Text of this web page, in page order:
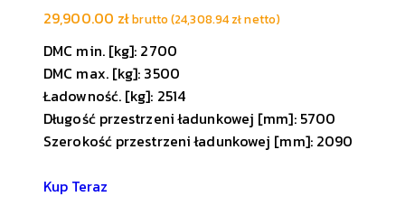
29,900.00 zł brutto (24,308.94 złnetto)
DMC min. [kg]: 2700
DMC max. [kg]: 3500
Ładowność. [kg]: 2514
Długość przestrzeni ładunkowej [mm]: 5700
Szerokość przestrzeni ładunkowej [mm]: 2090
Kup Teraz